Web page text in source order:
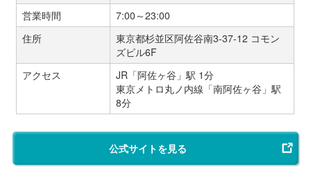
営業時間
7:00～23:00
住所
東京都杉並区阿佐谷南3-37-12 コモン
ズビル6F
アクセス
JR「阿佐ヶ谷」駅 1分
東京メトロ丸ノ内線「南阿佐ヶ谷」駅
8分
公式サイトを見る